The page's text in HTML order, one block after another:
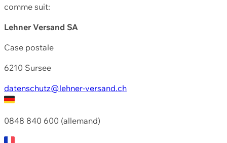
comme suit:
Lehner Versand SA
Case postale
6210 Sursee
datenschutz@lehner-versand.ch
0848 840 600 (allemand)